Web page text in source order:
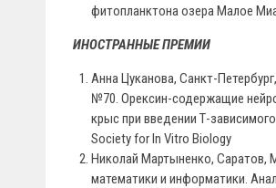
фитопланктона озера Малое
ИНОСТРАННЫЕ ПРЕМИИ
Анна Цуканова, Санкт-
№70. Орексин-содержащие
крыс при введении Т-
Society for In Vitro Biology
Николай Мартыненко, Саратов,
математики и информатики.